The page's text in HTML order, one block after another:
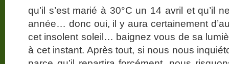
qu’il s’est marié à 30°C un 14 avril et qu’il
année… donc oui, il y aura certainement
cet insolent soleil… baignez vous de sa
à cet instant. Après tout, si nous nous